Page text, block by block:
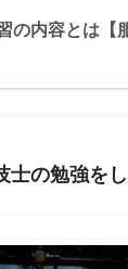
の内容とは【
士の勉強を